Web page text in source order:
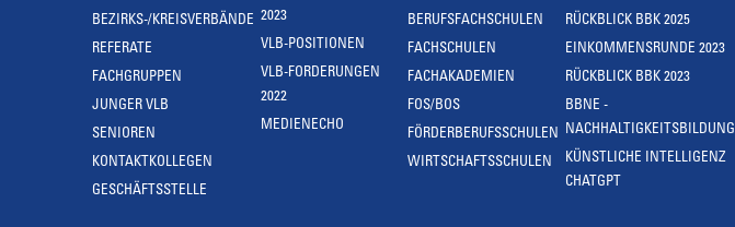
BEZIRKS-/KREISVERBÄNDE
REFERATE
FACHGRUPPEN
JUNGER VLB
SENIOREN
KONTAKTKOLLEGEN
GESCHÄFTSSTELLE
2023
VLB-POSITIONEN
VLB-FORDERUNGEN
2022
MEDIENECHO
BERUFSFACHSCHULEN
FACHSCHULEN
FACHAKADEMIEN
FOS/BOS
FÖRDERBERUFSSCHULEN
WIRTSCHAFTSSCHULEN
RÜCKBLICK BBK 2025
EINKOMMENSRUNDE 2023
RÜCKBLICK BBK 2023
BBNE -
NACHHALTIGKEITSBILDUNG
KÜNSTLICHE INTELLIGENZ
CHATGPT